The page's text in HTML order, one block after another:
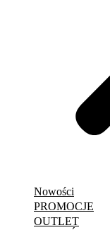
Nowości
PROMOCJE
OUTLET